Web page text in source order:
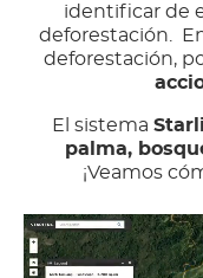
identificar de
deforestación.
deforestación,
El sistema
palma,
¡Veamos